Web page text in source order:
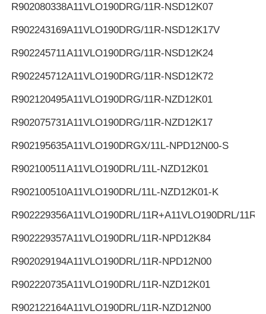
R902080338A11VLO190DRG/11R-NSD12K07
R902243169A11VLO190DRG/11R-NSD12K17V
R902245711A11VLO190DRG/11R-NSD12K24
R902245712A11VLO190DRG/11R-NSD12K72
R902120495A11VLO190DRG/11R-NZD12K01
R902075731A11VLO190DRG/11R-NZD12K17
R902195635A11VLO190DRGX/11L-NPD12N00-S
R902100511A11VLO190DRL/11L-NZD12K01
R902100510A11VLO190DRL/11L-NZD12K01-K
R902229356A11VLO190DRL/11R+A11VLO190DRL/11R
R902229357A11VLO190DRL/11R-NPD12K84
R902029194A11VLO190DRL/11R-NPD12N00
R902220735A11VLO190DRL/11R-NZD12K01
R902122164A11VLO190DRL/11R-NZD12N00